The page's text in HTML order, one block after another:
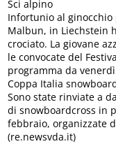
Sci alpino
Infortunio al ginocchio
Malbun, in Liechstein
crociato. La giovane
le convocate del
programma da
Coppa Italia
Sono state rinviate a
di snowboardcross in
febbraio, organizzate
(re.newsvda.it)